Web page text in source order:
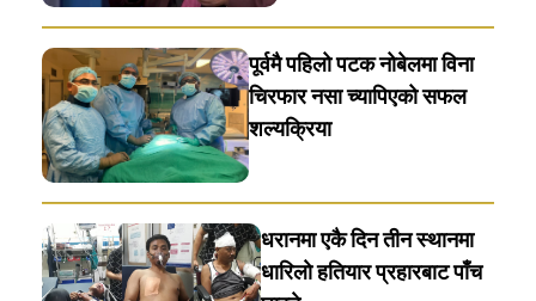
पूर्वमै पहिलो पटक नोबेलमा विना
चिरफार नसा च्यापिएको सफल
शल्यक्रिया
धरानमा एकै दिन तीन स्थानमा
धारिलाे हतियार प्रहारबाट पाँच